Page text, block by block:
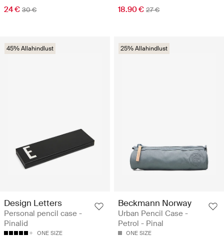
24 € 30 € 18.90 € 27 €
45% Allahindlust
Design Letters
Personal pencil case -
Pinalid
ONE SIZE
25% Allahindlust
Beckmann Norway
Urban Pencil Case -
Petrol - Pinal
ONE SIZE